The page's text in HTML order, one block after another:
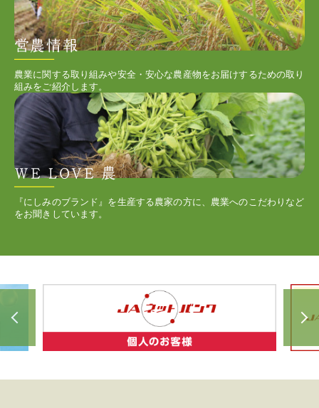
農業に関する取り組みや安全・安心な農産物をお届けするための取り
組みをご紹介します。
『にしみのブランド』を生産する農家の方に、農業へのこだわりなど
をお聞きしています。